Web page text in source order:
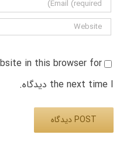
in this browser for
the next time I دیدگاه.